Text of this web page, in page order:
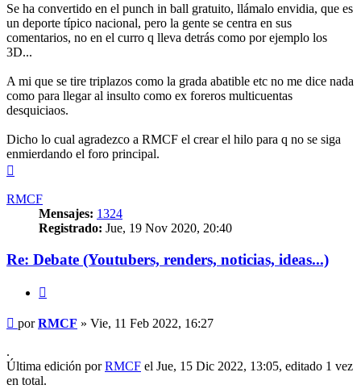
Se ha convertido en el punch in ball gratuito, llámalo envidia, que es
un deporte típico nacional, pero la gente se centra en sus
comentarios, no en el curro q lleva detrás como por ejemplo los
3D...
A mi que se tire triplazos como la grada abatible etc no me dice nada
como para llegar al insulto como ex foreros multicuentas
desquiciaos.
Dicho lo cual agradezco a RMCF el crear el hilo para q no se siga
enmierdando el foro principal.
RMCF
Mensajes: 1324
Registrado: Jue, 19 Nov 2020, 20:40
Re: Debate (Youtubers, renders, noticias, ideas...)
Mensaje
porRMCF » Vie, 11 Feb 2022, 16:27
.
Última edición porRMCF el Jue, 15 Dic 2022, 13:05, editado 1 vez
en total.